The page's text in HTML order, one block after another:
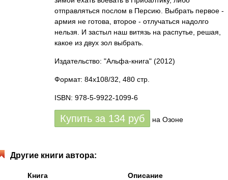
отправляться послом в Персию. Выбрать первое -
армия не готова, второе - отлучаться надолго
нельзя. И застыл наш витязь на распутье, решая,
какое из двух зол выбрать.
Издательство: "Альфа-книга" (2012)
Формат: 84x108/32, 480 стр.
ISBN: 978-5-9922-1099-6
Купить за 134 руб на Озоне
Другие книги автора:
Книга
Описание